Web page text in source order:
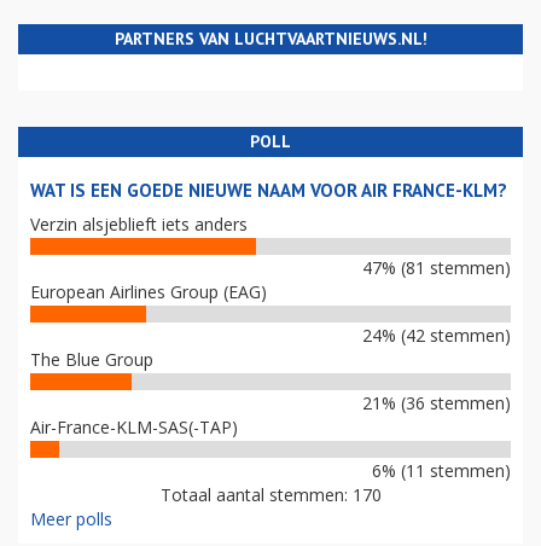
PARTNERS VAN LUCHTVAARTNIEUWS.NL!
POLL
WAT IS EEN GOEDE NIEUWE NAAM VOOR AIR FRANCE-KLM?
Verzin alsjeblieft iets anders
47% (81 stemmen)
European Airlines Group (EAG)
24% (42 stemmen)
The Blue Group
21% (36 stemmen)
Air-France-KLM-SAS(-TAP)
6% (11 stemmen)
Totaal aantal stemmen: 170
Meer polls